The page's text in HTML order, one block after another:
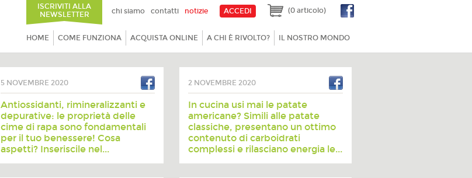
ISCRIVITI ALLA
NEWSLETTER
chi siamo contatti notizie ACCEDI (0 articolo)
HOME COME FUNZIONA ACQUISTA ONLINE A CHI È RIVOLTO? IL NOSTRO MONDO
5 NOVEMBRE 2020
Antiossidanti, rimineralizzanti e
depurative: le proprietà delle
cime di rapa sono fondamentali
per il tuo benessere! Cosa
aspetti? Inseriscile nel...
2 NOVEMBRE 2020
In cucina usi mai le patate
americane? Simili alle patate
classiche, presentano un ottimo
contenuto di carboidrati
complessi e rilasciano energia le...